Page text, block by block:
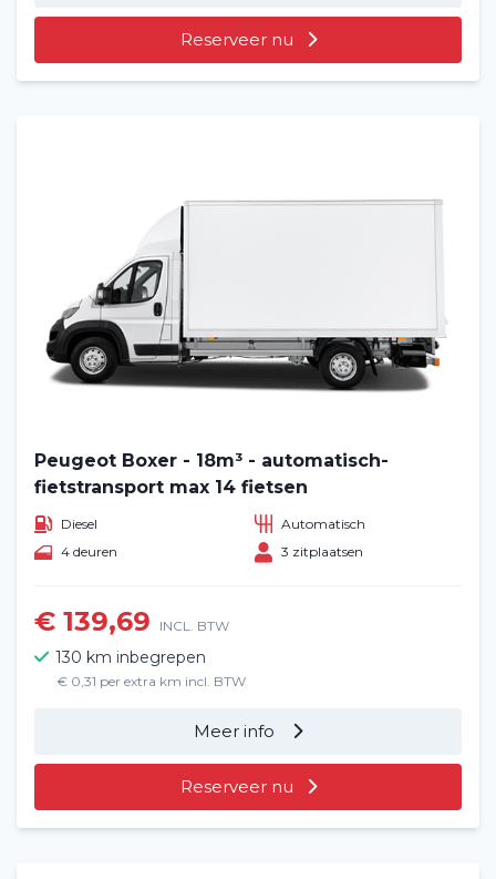
Reserveer nu
Peugeot Boxer - 18m³ - automatisch-
fietstransport max 14 fietsen
Diesel
Automatisch
4 deuren
3 zitplaatsen
€ 139,69 INCL. BTW
130 km inbegrepen
€ 0,31 per extra km incl. BTW
Meer info
Reserveer nu